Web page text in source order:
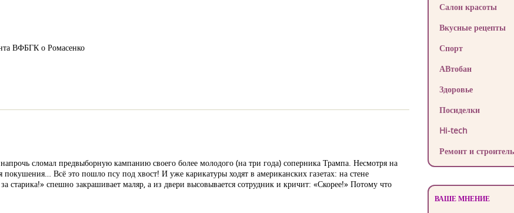
ВФБГК о Ромасенко
сломал предвыборную кампанию своего более молодого (на три года) соперника Трампа. Несмотря на
покушения… Всё это пошло псу под хвост! И уже карикатуры ходят в американских газетах: на стене
старика!» спешно закрашивает маляр, а из двери высовывается сотрудник и кричит: «Скорее!» Потому что
Салон красоты
Вкусные рецепты
Спорт
АВтобан
Здоровье
Посиделки
Hi-tech
Ремонт и
ВАШЕ МНЕНИЕ